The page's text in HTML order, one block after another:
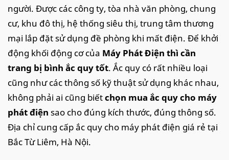
người. Được các công ty, tòa nhà văn phòng, chung
cư, khu đô thị, hệ thống siêu thị, trung tâm thương
mại lắp đặt sử dụng đề phòng khi mất điện. Để khởi
động khối động cơ của Máy Phát Điện thì cần
trang bị bình ắc quy tốt. Ắc quy có rất nhiều loại
cũng như các thông số kỹ thuật sử dụng khác nhau,
không phải ai cũng biếtchọn mua ắc quy cho máy
phát điện sao cho đúng kích thước, đúng thông số.
Địa chỉ cung cấp ắc quy cho máy phát điện giá rẻ tại
Bắc Từ Liêm, Hà Nội.